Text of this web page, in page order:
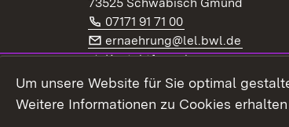
Telefon:
07171 91 71 00 (Öffnet in neuem
E-Mail:
ernaehrung@lel.bwl.de
Kontaktformular
Extern:
LinkedIn (Öffnet in neuem
Um unsere Website für Sie optimal
Weitere Informationen zu Cookies